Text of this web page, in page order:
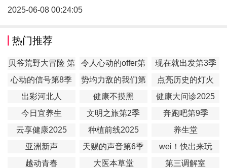
2025-06-08 00:24:05
热门推荐
贝爷荒野大冒险 第
一季
令人心动的offer第
7季
现在就出发第3季
心动的信号第8季
势均力敌的我们第
2季
点亮历史的灯火
出彩河北人
健康不摸黑
健康大问诊2025
今日宜养生
文明之旅第2季
奔跑吧第9季
云享健康2025
种植前线2025
养生堂
亚洲新声
天赐的声音第6季
wei！快出来玩
越动青春
大医本草堂 第三调解室